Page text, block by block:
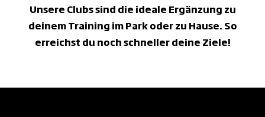
Unsere Clubs sind die ideale Ergänzung zu
deinem Training im Park oder zu Hause. So
erreichst du noch schneller deine Ziele!